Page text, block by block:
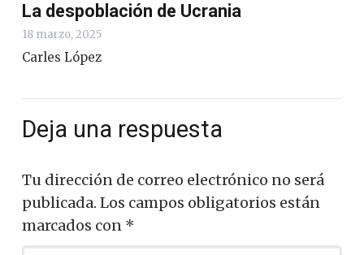
La despoblación de Ucrania
18 marzo, 2025
Carles López
Deja una respuesta
Tu dirección de correo electrónico no será
publicada. Los campos obligatorios están
marcados con *